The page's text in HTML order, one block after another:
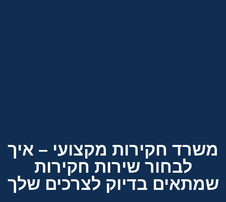
משרד חקירות מקצועי – איך
לבחור שירות חקירות
שמתאים בדיוק לצרכים שלך